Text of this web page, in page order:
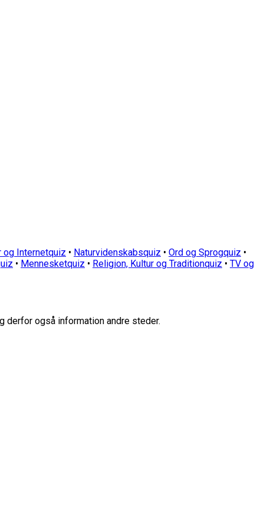
og Internetquiz • Naturvidenskabsquiz • Ord og Sprogquiz •
• Mennesketquiz • Religion, Kultur og Traditionquiz • TV og
derfor også information andre steder.